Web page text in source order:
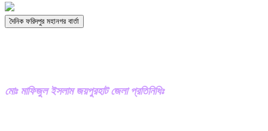
দৈনিক ফরিদপুর মহানগর বার্তা
মোঃ মাফিজুল ইসলাম জয়পুরহাট জেলা প্রতিনিধিঃ